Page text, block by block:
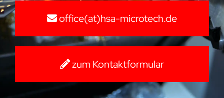
office(at)hsa-microtech.de
zum Kontaktformular